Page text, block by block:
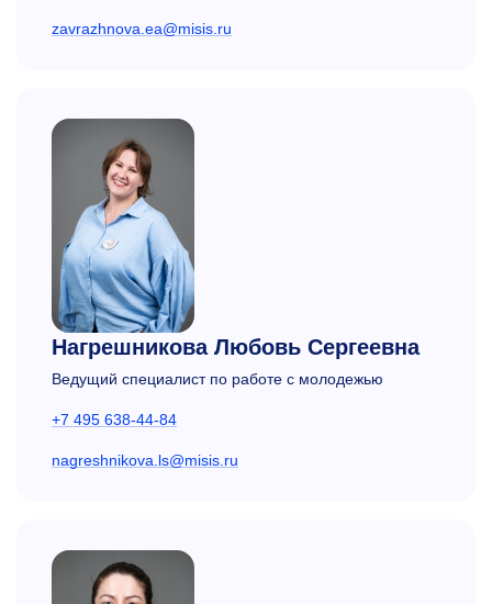
zavrazhnova.ea@misis.ru
Нагрешникова Любовь Сергеевна
Ведущий специалист по работе с молодежью
+7 495 638-44-84
nagreshnikova.ls@misis.ru